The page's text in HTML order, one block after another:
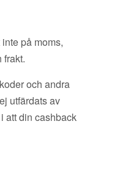
på moms,
frakt.
och andra
utfärdats av
att din cashback